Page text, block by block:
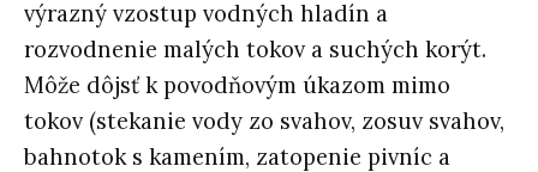
výrazný vzostup vodných hladín a
rozvodnenie malých tokov a suchých korýt.
Môže dôjsť k povodňovým úkazom mimo
tokov (stekanie vody zo svahov, zosuv svahov,
bahnotok s kamením, zatopenie pivníc a